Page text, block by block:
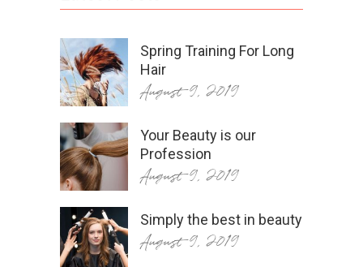
Spring Training For Long
Hair
August 9, 2019
Your Beauty is our
Profession
August 9, 2019
Simply the best in beauty
August 9, 2019